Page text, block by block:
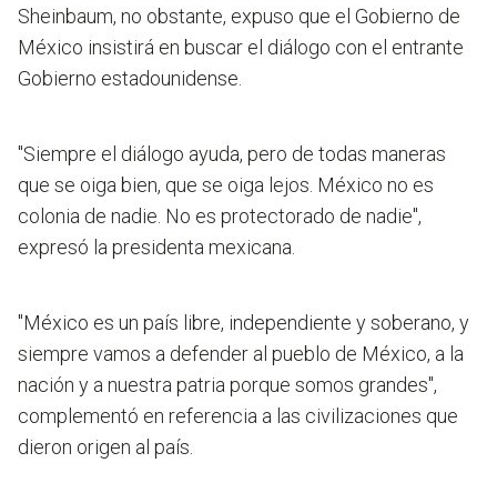
Sheinbaum, no obstante, expuso que el Gobierno de
México insistirá en buscar el diálogo con el entrante
Gobierno estadounidense.
"Siempre el diálogo ayuda, pero de todas maneras
que se oiga bien, que se oiga lejos. México no es
colonia de nadie. No es protectorado de nadie",
expresó la presidenta mexicana.
"México es un país libre, independiente y soberano, y
siempre vamos a defender al pueblo de México, a la
nación y a nuestra patria porque somos grandes",
complementó en referencia a las civilizaciones que
dieron origen al país.